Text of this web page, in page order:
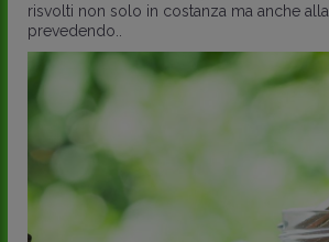
risvolti non solo in costanza ma anche alla
prevedendo..